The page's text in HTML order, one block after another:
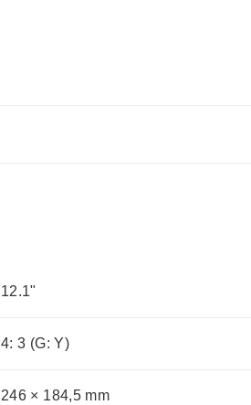
12.1"
4: 3 (G: Y)
246 × 184,5 mm